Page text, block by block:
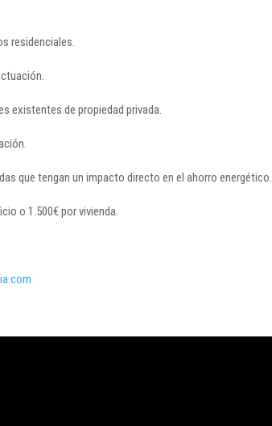
residenciales.
existentes de propiedad privada.
que tengan un impacto directo en el ahorro energético.
o 1.500€ por vivienda.